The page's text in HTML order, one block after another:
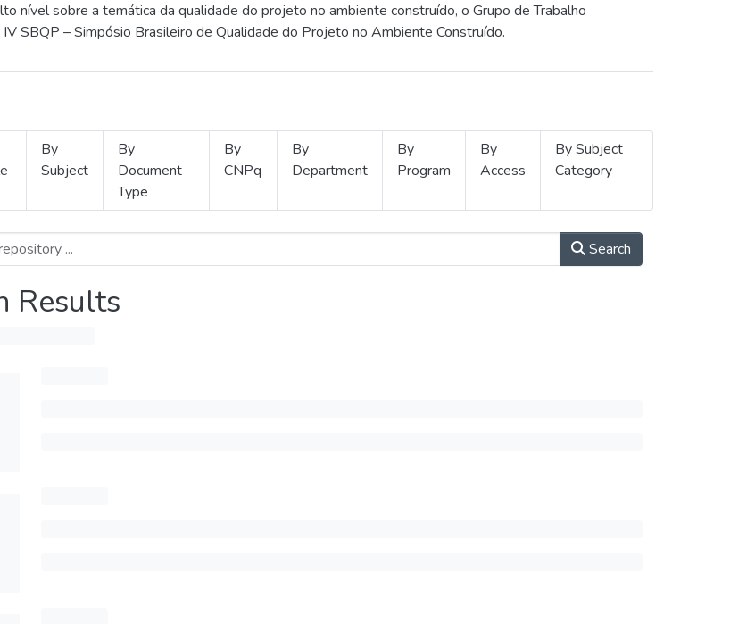
nível sobre a temática da qualidade do projeto no ambiente construído, o Grupo de Trabalho
SBQP – Simpósio Brasileiro de Qualidade do Projeto no Ambiente Construído.
By
Subject
By
Document
Type
By
CNPq
By
Department
By
Program
By
Access
By Subject
Category
Search
Results